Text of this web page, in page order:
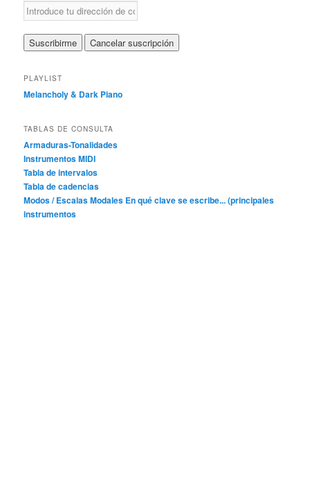
PLAYLIST
Melancholy & Dark Piano
TABLAS DE CONSULTA
Armaduras-Tonalidades
Instrumentos MIDI
Tabla de intervalos
Tabla de cadencias
Modos / Escalas Modales En qué clave se escribe... (principales
instrumentos